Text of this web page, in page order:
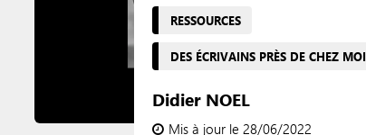
RESSOURCES
DES ÉCRIVAINS PRÈS DE CHEZ MOI
Didier NOEL
Mis à jour le 28/06/2022